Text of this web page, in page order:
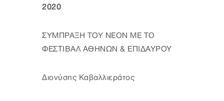
2020
ΣΥΜΠΡΑΞΗ ΤΟΥ ΝΕΟΝ ΜΕ ΤΟ
ΦΕΣΤΙΒΑΛ ΑΘΗΝΩΝ & ΕΠΙΔΑΥΡΟΥ
Διονύσης Καβαλλιεράτος